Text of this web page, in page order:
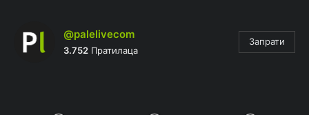
@palelivecom
3.752 Пратилаца
Запрати